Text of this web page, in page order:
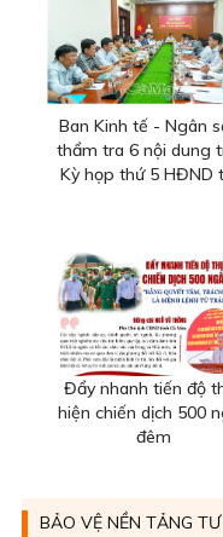
Ban Kinh tế - Ngân
thẩm tra 6 nội dung
Kỳ họp thứ 5 HĐND
Đẩy nhanh tiến độ
hiện chiến dịch 500
đêm
BẢO VỆ NỀN TẢNG